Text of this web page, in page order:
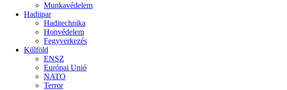
Munkavédelem
Hadiipar
Haditechnika
Honvédelem
Fegyverkezés
Külföld
ENSZ
Európai Unió
NATO
Terror